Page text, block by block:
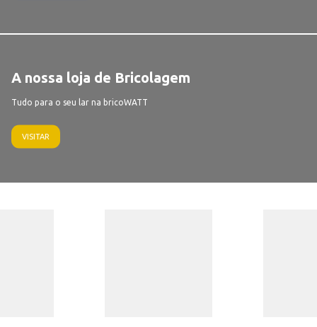
A nossa loja de Bricolagem
Tudo para o seu lar na bricoWATT
VISITAR